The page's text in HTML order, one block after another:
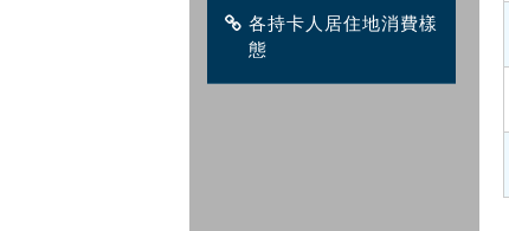
各持卡人居住地消費樣
態